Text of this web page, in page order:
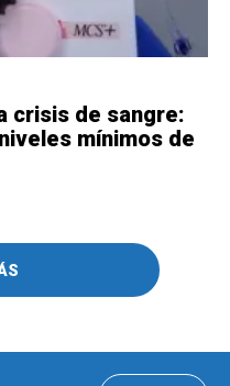
crisis de sangre:
mínimos de